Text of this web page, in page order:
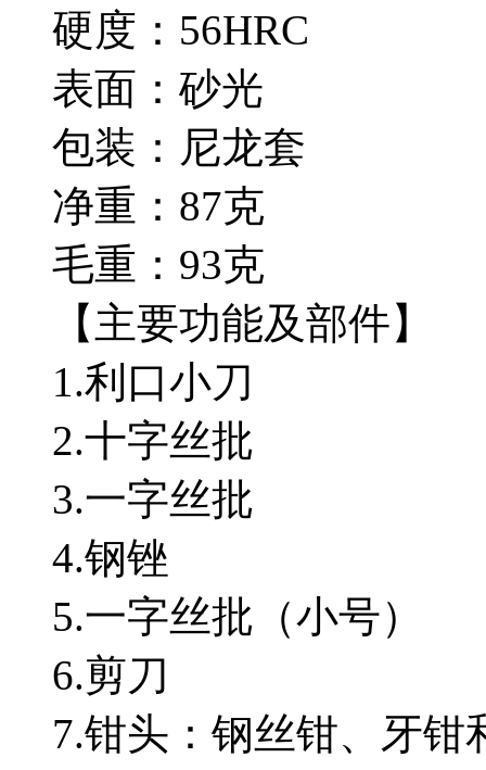
硬度：56HRC
表面：砂光
包装：尼龙套
净重：87克
毛重：93克
【主要功能及部件】
1.利口小刀
2.十字丝批
3.一字丝批
4.钢锉
5.一字丝批（小号）
6.剪刀
7.钳头：钢丝钳、牙钳